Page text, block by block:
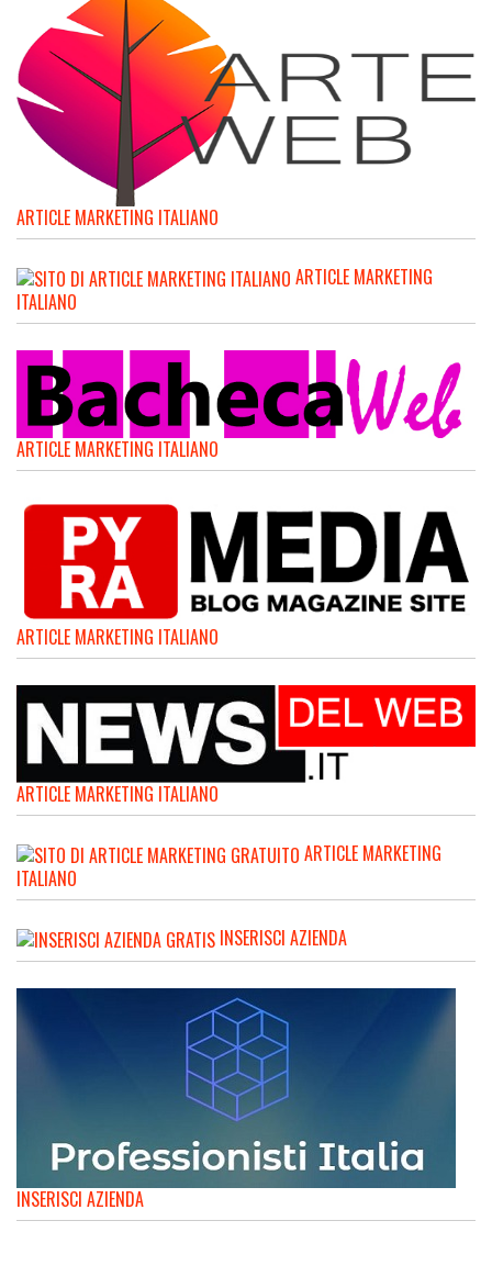
ARTICLE MARKETING ITALIANO
ARTICLE MARKETING
ITALIANO
ARTICLE MARKETING ITALIANO
ARTICLE MARKETING ITALIANO
ARTICLE MARKETING ITALIANO
ARTICLE MARKETING
ITALIANO
INSERISCI AZIENDA
INSERISCI AZIENDA